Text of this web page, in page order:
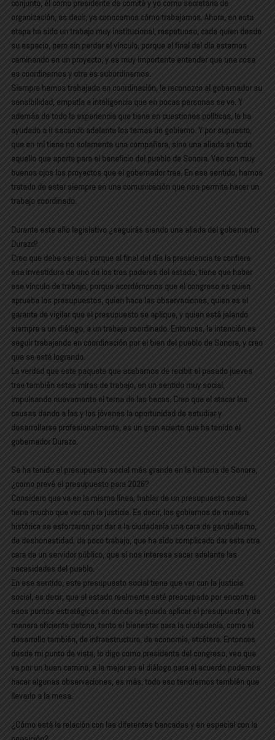
conjunto, él como presidente de comité y yo como secretaria de
organización, es decir, ya conocemos cómo trabajamos. Ahora, en esta
etapa ha sido un trabajo muy institucional, respetuoso, cada quien desde
su espacio, pero sin perder el vínculo, porque al final del día estamos
caminando en un proyecto, y es muy importante entender que una cosa
es coordinarnos y otra es subordinarnos.
Siempre hemos trabajado en coordinación, le reconozco al gobernador su
sensibilidad, empatía e inteligencia que en pocas personas se ve. Y
además de todo la experiencia que tiene en cuestiones políticas, le ha
ayudado a ir sacando adelante los temas de gobierno. Y por supuesto,
que en mí tiene no solamente una compañera, sino una aliada en todo
aquello que aporte para el beneficio del pueblo de Sonora. Veo con muy
buenos ojos los proyectos que el gobernador trae. En ese sentido, hemos
tratado de estar siempre en una comunicación que nos permita hacer un
trabajo coordinado.
Durante este año legislativo ¿seguirás siendo una aliada del gobernador
Durazo?
Creo que debe ser así, porque al final del día la presidencia te confiere
esa investidura de uno de los tres poderes del estado, tiene que haber
ese vínculo de trabajo, porque acordémonos que el congreso es quien
aprueba los presupuestos, quien hace las observaciones, quien es el
garante de vigilar que el presupuesto se aplique, y quien está jalando
siempre a un diálogo, a un trabajo coordinado. Entonces, la intención es
seguir trabajando en coordinación por el bien del pueblo de Sonora, y creo
que se está logrando.
La verdad que este paquete que acabamos de recibir el pasado jueves
trae también estas miras de trabajo, en un sentido muy social,
impulsando nuevamente el tema de las becas. Creo que el atacar las
causas dando a las y los jóvenes la oportunidad de estudiar y
desarrollarse profesionalmente, es un gran acierto que ha tenido el
gobernador Durazo.
Se ha tenido el presupuesto social más grande en la historia de Sonora,
¿como prevé el presupuesto para 2026?
Considero que va en la misma línea, hablar de un presupuesto social
tiene mucho que ver con la justicia. Es decir, los gobiernos de manera
histórica se esforzaron por dar a la ciudadanía una cara de gandallismo,
de deshonestidad, de poco trabajo, que ha sido complicado dar esta otra
cara de un servidor público, que sí nos interesa sacar adelante las
necesidades del pueblo.
En ese sentido, este presupuesto social tiene que ver con la justicia
social, es decir, que el estado realmente esté preocupado por encontrar
esos puntos estratégicos en donde se pueda aplicar el presupuesto y de
manera eficiente detone, tanto el bienestar para la ciudadanía, como el
desarrollo también, de infraestructura, de economía, etcétera. Entonces
desde mi punto de vista, lo digo como presidenta del congreso, veo que
va por un buen camino, a la mejor en el diálogo para el acuerdo podemos
hacer algunas observaciones, es más, todo eso tendremos también que
llevarlo a la mesa.
¿Cómo está la relación con las diferentes bancadas y en especial con la